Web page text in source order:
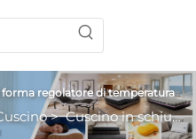
regolatore di temperatura
>Cuscino in schiuma a memoria di forma regolatore di temperatura